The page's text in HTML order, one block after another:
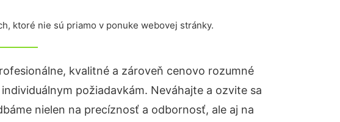
ktoré nie sú priamo v ponuke webovej stránky.
kvalitné a zároveň cenovo rozumné
požiadavkám. Neváhajte a ozvite sa
nielen na precíznosť a odbornosť, ale aj na